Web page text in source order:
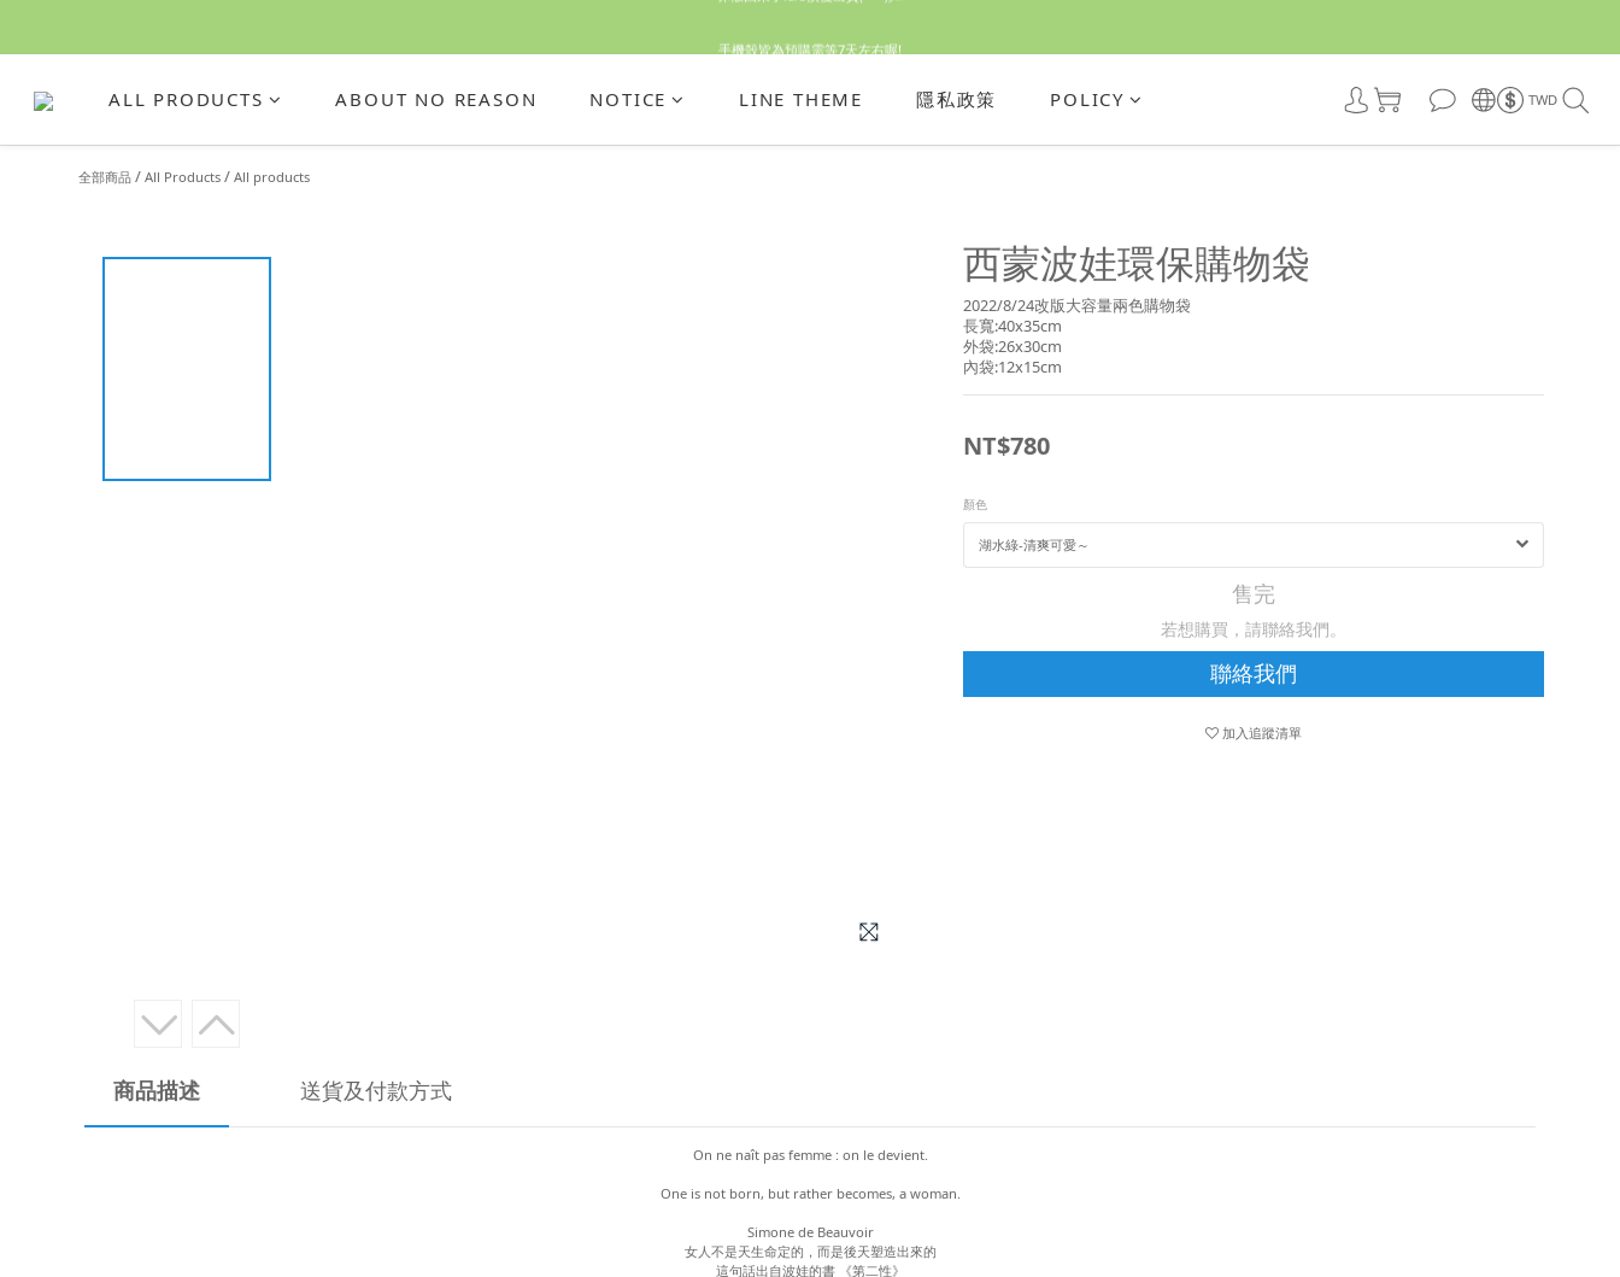
ALL PRODUCTS ABOUT NO REASON NOTICE LINE THEME 隱私政策 POLICY TWD
全部商品 / All Products / All products
西蒙波娃環保購物袋
2022/8/24改版大容量兩色購物袋
長寬:40x35cm
外袋:26x30cm
內袋:12x15cm
NT$780
顏色
售完
若想購買，請聯絡我們。
聯絡我們
加入追蹤清單
商品描述 送貨及付款方式
On ne naît pas femme : on le devient.
One is not born, but rather becomes, a woman.
Simone de Beauvoir
女人不是天生命定的，而是後天塑造出來的
這句話出自波娃的書 《第二性》